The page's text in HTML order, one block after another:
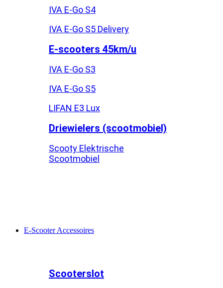
IVA E-Go S4
IVA E-Go S5 Delivery
E-scooters 45km/u
IVA E-Go S3
IVA E-Go S5
LIFAN E3 Lux
Driewielers (scootmobiel)
Scooty Elektrische
Scootmobiel
E-Scooter Accessoires
Scooterslot